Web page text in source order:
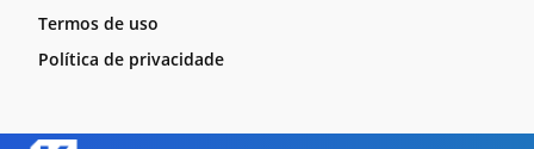
Termos de uso
Política de privacidade